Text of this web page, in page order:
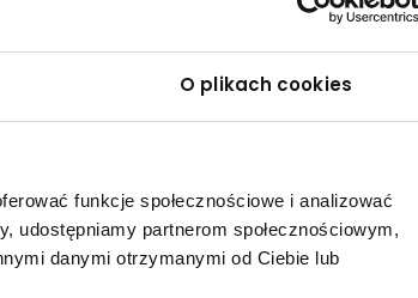
O plikach cookies
funkcje społecznościowe i analizować
udostępniamy partnerom społecznościowym,
danymi otrzymanymi od Ciebie lub